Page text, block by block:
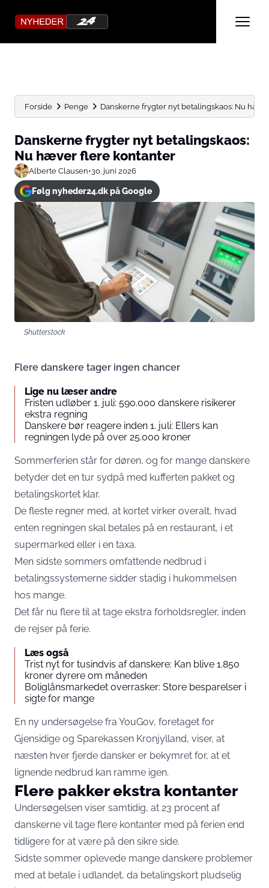
Forside Penge Danskerne frygter nyt betalingskaos: Nu
Danskerne frygter nyt betalingskaos:
Nu hæver flere kontanter
Alberte Clausen•30. juni 2026
Følg nyheder24.dk på Google
Shutterstock
Flere danskere tager ingen chancer
Lige nu læser andre
Fristen udløber 1. juli: 590.000 danskere risikerer
ekstra regning
Danskere bør reagere inden 1. juli: Ellers kan
regningen lyde på over 25.000 kroner
Sommerferien står for døren, og for mange danskere
betyder det en tur sydpå med kufferten pakket og
betalingskortet klar.
De fleste regner med, at kortet virker overalt, hvad
enten regningen skal betales på en restaurant, i et
supermarked eller i en taxa.
Men sidste sommers omfattende nedbrud i
betalingssystemerne sidder stadig i hukommelsen
hos mange.
Det får nu flere til at tage ekstra forholdsregler, inden
de rejser på ferie.
Læs også
Trist nyt for tusindvis af danskere: Kan blive 1.850
kroner dyrere om måneden
Boliglånsmarkedet overrasker: Store besparelser i
sigte for mange
En ny undersøgelse fra YouGov, foretaget for
Gjensidige og Sparekassen Kronjylland, viser, at
næsten hver fjerde dansker er bekymret for, at et
lignende nedbrud kan ramme igen.
Flere pakker ekstra kontanter
Undersøgelsen viser samtidig, at 23 procent af
danskerne vil tage flere kontanter med på ferien end
tidligere for at være på den sikre side.
Sidste sommer oplevede mange danskere problemer
med at betale i udlandet, da betalingskort pludselig